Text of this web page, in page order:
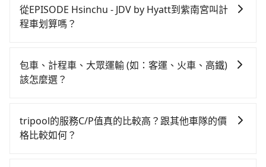
東區) 前往最靠近的新竹高鐵站，叫一輛計程車花費約
400元、車程約26分鐘。抵達高鐵站後，步行進站、現
分鐘出站、等待車站前排班的計程車，搭上小黃後約花
33分鐘、車費600元後，抵達紫南宮 (南投縣竹山鎮) 的
用tripool並到府專車接送，則每人平均花費約710元，
費時1小時47分鐘。選擇搭乘高鐵而不預約包車，不僅每
時不需要閉目養神（因為要自己開車），最重要的是你
當天就要來回，那在新竹路邊可隨租隨借的iRent應該是
EPISODE Hsinchu - JDV by Hyatt到紫南宮的花費預估
為$2,100~2,650（金額差異來自於平假日、車款差異、
可能的罰單都需自付。再者，和運的iRent只提供最基本
的車型，如Toyota Yaris、Prius C、Vios這類乘坐體驗
從EPISODE Hsinchu - JDV by Hyatt到紫南宮叫計
程車划算嗎？
灣大車隊、Uber、Line Taxi、Yoxi等，如果在路邊攔不
到車，也可考慮打電話至EPISODE Hsinchu - JDV by
4,095~4,900元間，但如改預約tripool可省高達
$2,100。但如果要考慮到回程，南投縣僅有合法計程車
包車、計程車、大眾運輸 (如：客運、火車、高鐵)
該怎麼選？
擇： 預算：不同交通工具價格不同，可先確定您的預
算。計程車最貴，而大眾運輸通常較便宜。 行程：需多
tripool的服務C/P值真的比較高？跟其他車隊的價
格比較如何？